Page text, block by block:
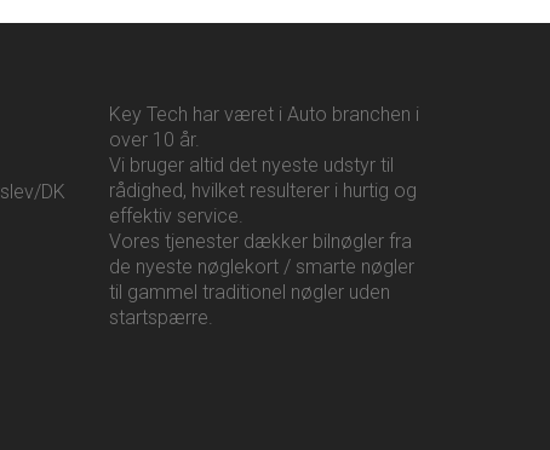
DK
Key Tech har været i Auto branchen i
over 10 år.
Vi bruger altid det nyeste udstyr til
rådighed, hvilket resulterer i hurtig og
effektiv service.
Vores tjenester dækker bilnøgler fra
de nyeste nøglekort / smarte nøgler
til gammel traditionel nøgler uden
startspærre.